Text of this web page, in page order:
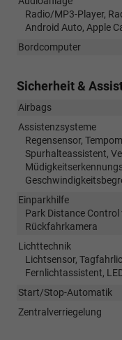
Radio/MP3-Player,
Android Auto, Apple
Bordcomputer
Sicherheit &
Airbags
Assistenzsysteme
Regensensor,
Spurhalteassistent,
Einparkhilfe
Park Distance
Rückfahrkamera
Lichttechnik
Lichtsensor,
Fernlichtassistent,
Start/Stop-Automatik
Zentralverriegelung